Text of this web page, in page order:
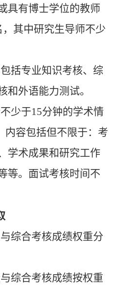
具有博士学位的教师
其中研究生导师不少
括专业知识考核、综
和外语能力测试。
少于15分钟的学术情
内容包括但不限于：考
学术成果和研究工作
等。面试考核时间不
综合考核成绩权重分
综合考核成绩按权重